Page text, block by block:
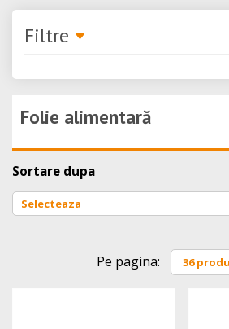
Filtre
Folie alimentară
Sortare dupa
Pe pagina: